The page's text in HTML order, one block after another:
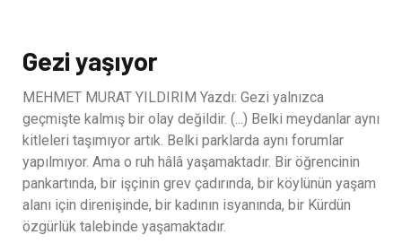
Gezi yaşıyor
MEHMET MURAT YILDIRIM Yazdı: Gezi yalnızca
geçmişte kalmış bir olay değildir. (...) Belki meydanlar aynı
kitleleri taşımıyor artık. Belki parklarda aynı forumlar
yapılmıyor. Ama o ruh hâlâ yaşamaktadır. Bir öğrencinin
pankartında, bir işçinin grev çadırında, bir köylünün yaşam
alanı için direnişinde, bir kadının isyanında, bir Kürdün
özgürlük talebinde yaşamaktadır.